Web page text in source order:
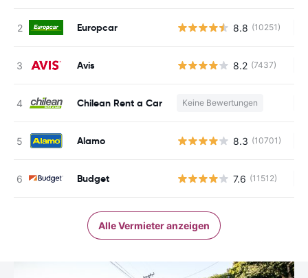
Europcar 8.8 (10251)
Avis 8.2 (7437)
Chilean Rent a Car Keine Bewertungen
Alamo 8.3 (10701)
Budget 7.6 (11512)
Alle Vermieter anzeigen